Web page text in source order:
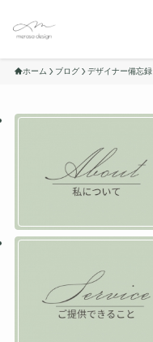
ホーム ブログ デザイナー備忘録